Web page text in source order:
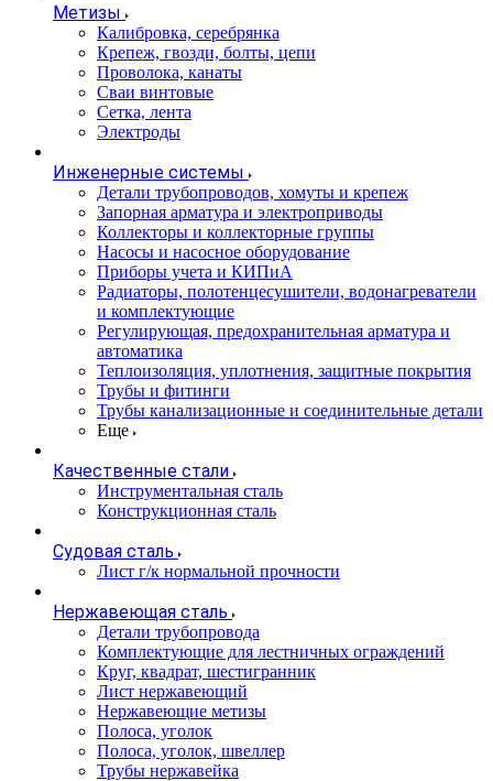
Метизы
Калибровка, серебрянка
Крепеж, гвозди, болты, цепи
Проволока, канаты
Сваи винтовые
Сетка, лента
Электроды
Инженерные системы
Детали трубопроводов, хомуты и крепеж
Запорная арматура и электроприводы
Коллекторы и коллекторные группы
Насосы и насосное оборудование
Приборы учета и КИПиА
Радиаторы, полотенцесушители, водонагреватели
и комплектующие
Регулирующая, предохранительная арматура и
автоматика
Теплоизоляция, уплотнения, защитные покрытия
Трубы и фитинги
Трубы канализационные и соединительные детали
Еще
Качественные стали
Инструментальная сталь
Конструкционная сталь
Судовая сталь
Лист г/к нормальной прочности
Нержавеющая сталь
Детали трубопровода
Комплектующие для лестничных ограждений
Круг, квадрат, шестигранник
Лист нержавеющий
Нержавеющие метизы
Полоса, уголок
Полоса, уголок, швеллер
Трубы нержавейка